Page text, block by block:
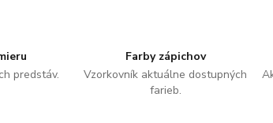
predstáv.
Farby zápichov
Vzorkovník aktuálne dostupných
farieb.